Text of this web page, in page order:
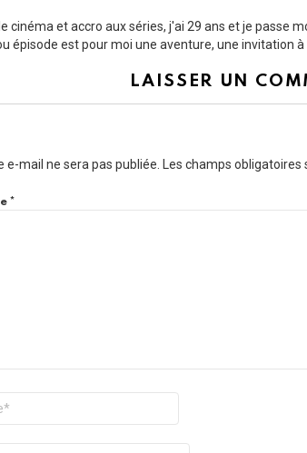
cinéma et accro aux séries, j'ai 29 ans et je passe
épisode est pour moi une aventure, une invitation à
LAISSER UN
e-mail ne sera pas publiée. Les champs obligatoires
*